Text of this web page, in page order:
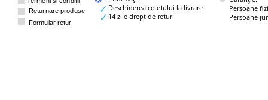
Returnare produse
Formular retur
Deschiderea coletului la livrare
14 zile drept de retur
Persoane
Persoane